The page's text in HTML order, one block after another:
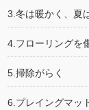
3.冬は暖かく、夏
4.フローリングを
5.掃除がらく
6.プレイングマッ